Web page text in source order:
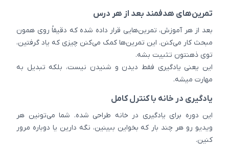
تمرین‌های هدفمند بعد از هر درس
بعد از هر آموزش، تمرین‌هایی قرار داده شده که دقیقاً روی همون
مبحث کار می‌کنن. این تمرین‌ها کمک می‌کنن چیزی که یاد گرفتین،
توی ذهنتون تثبیت بشه.
این یعنی یادگیری فقط دیدن و شنیدن نیست، بلکه تبدیل به
مهارت میشه.
یادگیری در خانه با کنترل کامل
این دوره برای یادگیری در خانه طراحی شده. شما می‌تونین هر
ویدیو رو هر چند بار که بخواین ببینین، نگه دارین یا دوباره مرور
کنین.